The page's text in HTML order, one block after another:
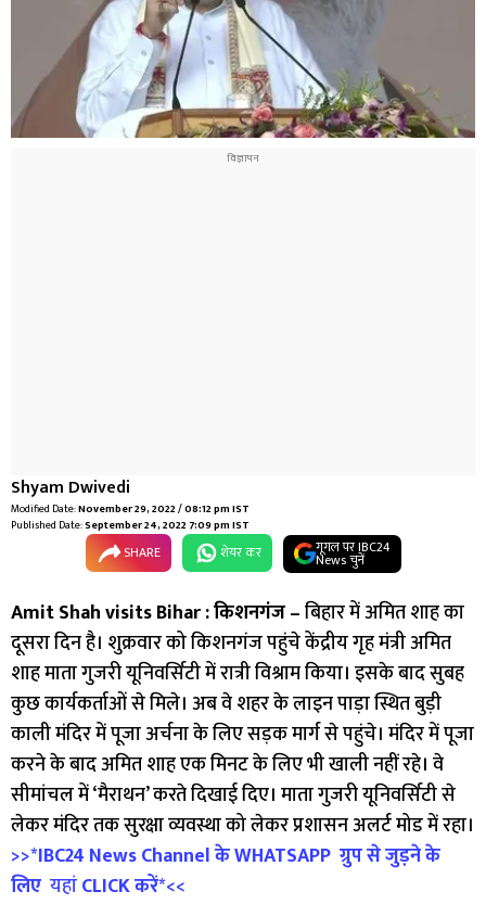
Shyam Dwivedi
Modified Date:November 29, 2022 / 08:12 pm IST
Published Date:September 24, 2022 7:09 pm IST
SHARE शेयर कर गूगल पर IBC24
News चुनें
Amit Shah visits Bihar : किशनगंज –बिहार में अमित शाह का
दूसरा दिन है। शुक्रवार को किशनगंज पहुंचे केंद्रीय गृह मंत्री अमित
शाह माता गुजरी यूनिवर्सिटी में रात्री विश्राम किया। इसके बाद सुबह
कुछ कार्यकर्ताओं से मिले। अब वे शहर के लाइन पाड़ा स्थित बुड़ी
काली मंदिर में पूजा अर्चना के लिए सड़क मार्ग से पहुंचे। मंदिर में पूजा
करने के बाद अमित शाह एक मिनट के लिए भी खाली नहीं रहे। वे
सीमांचल में ‘मैराथन’ करते दिखाई दिए। माता गुजरी यूनिवर्सिटी से
लेकर मंदिर तक सुरक्षा व्यवस्था को लेकर प्रशासन अलर्ट मोड में रहा।
>>*IBC24 News ChannelकेWHATSAPP ग्रुप से जुड़ने के
लिए यहांCLICKकरें*<<